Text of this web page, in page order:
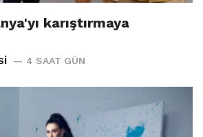
karıştırmaya
4 SAAT GÜN